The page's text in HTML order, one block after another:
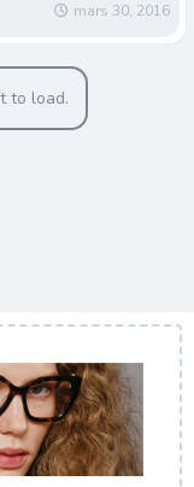
mars 30, 2016
to load.